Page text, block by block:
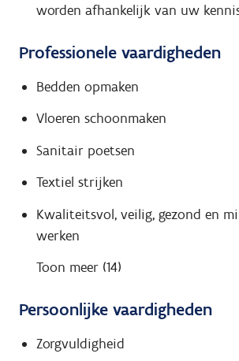
worden afhankelijk van uw
Professionele vaardigheden
Bedden opmaken
Vloeren schoonmaken
Sanitair poetsen
Textiel strijken
Kwaliteitsvol, veilig, gezond en
werken
Toon meer (14)
Persoonlijke vaardigheden
Zorgvuldigheid